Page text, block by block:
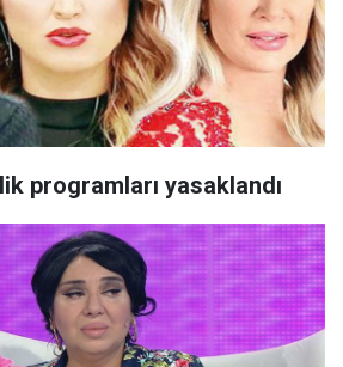
programları yasaklandı